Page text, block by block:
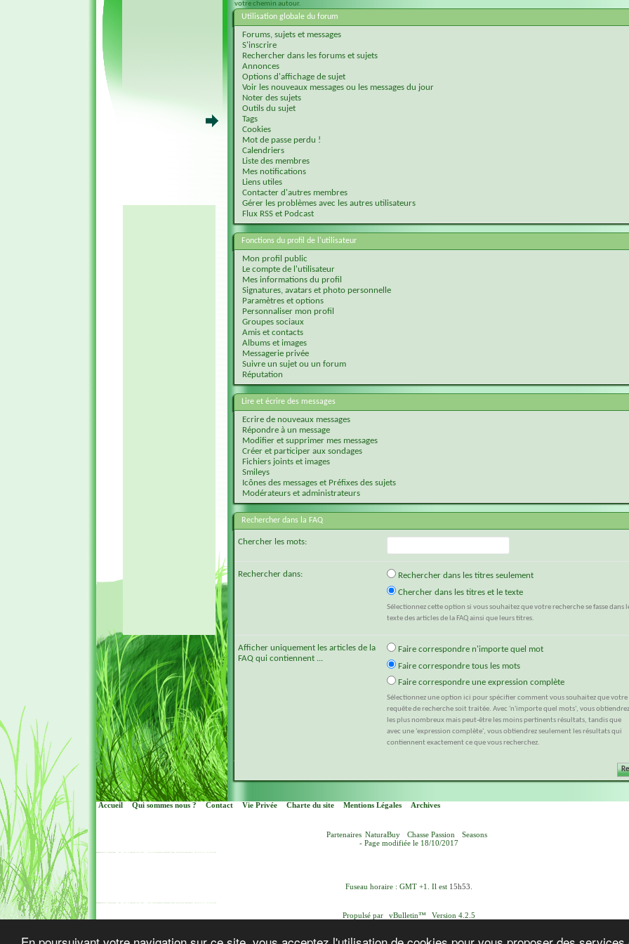
votre chemin autour.
Utilisation globale du forum
Forums, sujets et messages
S'inscrire
Rechercher dans les forums et sujets
Annonces
Options d'affichage de sujet
Voir les nouveaux messages ou les messages du jour
Noter des sujets
Outils du sujet
Tags
Cookies
Mot de passe perdu !
Calendriers
Liste des membres
Mes notifications
Liens utiles
Contacter d'autres membres
Gérer les problèmes avec les autres utilisateurs
Flux RSS et Podcast
Fonctions du profil de l'utilisateur
Mon profil public
Le compte de l'utilisateur
Mes informations du profil
Signatures, avatars et photo personnelle
Paramètres et options
Personnaliser mon profil
Groupes sociaux
Amis et contacts
Albums et images
Messagerie privée
Suivre un sujet ou un forum
Réputation
Lire et écrire des messages
Ecrire de nouveaux messages
Répondre à un message
Modifier et supprimer mes messages
Créer et participer aux sondages
Fichiers joints et images
Smileys
Icônes des messages et Préfixes des sujets
Modérateurs et administrateurs
Rechercher dans la FAQ
Chercher les mots:
Rechercher dans:
Rechercher dans les titres seulement
Chercher dans les titres et le texte
Sélectionnez cette option si vous souhaitez que votre recherche se fasse dans
texte des articles de la FAQ ainsi que leurs titres.
Afficher uniquement les articles de la
FAQ qui contiennent ...
Faire correspondre n'importe quel mot
Faire correspondre tous les mots
Faire correspondre une expression complète
Sélectionnez une option ici pour spécifier comment vous souhaitez que votre
requête de recherche soit traitée. Avec 'n'importe quel mots', vous obtiendrez
les plus nombreux mais peut-être les moins pertinents résultats, tandis que
avec une 'expression complète', vous obtiendrez seulement les résultats qui
contiennent exactement ce que vous recherchez.
Accueil Qui sommes nous ? Contact Vie Privée Charte du site Mentions Légales Archives
Partenaires NaturaBuy Chasse Passion
Seasons
- Page modifiée le 18/10/2017
Fuseau horaire : GMT +1. Il est 15h53
Propulsé par vBulletin™
Version 4.2.5